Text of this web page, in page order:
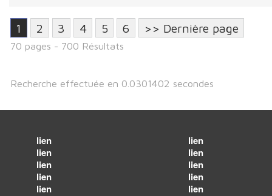
1 2 3 4 5 6 >> Dernière page
70 pages - 700 Résultats
Recherche effectuée en 0.0301402 secondes
lien
lien
lien
lien
lien
lien
lien
lien
lien
lien